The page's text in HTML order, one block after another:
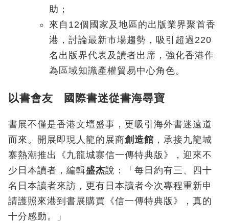
助；
來自12個國家及地區的出版業界聚首香
港，討論最新市場趨勢，吸引超過220
名出版界代表及讀者出席，強化香港作
為區域知識產權貿易中心角色。
以書會友 國際書迷從書海尋寶
書展不僅是香港文壇盛事，更吸引海外書迷遠道
而來。開展即現人龍的展商創造館 ，承接九龍城
寨熱潮推出《九龍城寨信一傳特典版》，迎來不
少日本讀者，編輯盛杰說：「每日約有三、四十
名日本讀者來訪，更有日本讀者今次專程重新申
請護照來港到書展購買《信一傳特典版》，真的
十分感動。」